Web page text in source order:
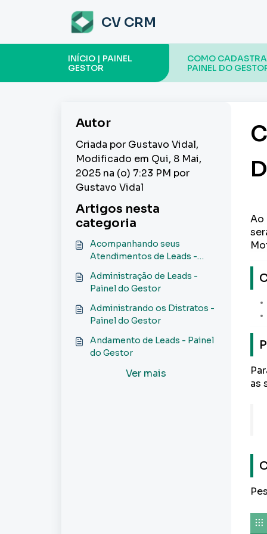
CV CRM
COMO
PAINEL DO
INÍCIO | PAINEL
GESTOR
Autor
Criada por Gustavo Vidal,
Modificado em Qui, 8 Mai,
2025 na (o) 7:23 PM por
Gustavo Vidal
Artigos nesta
categoria
Acompanhando seus
Atendimentos de Leads -
Administração de Leads -
Painel do Gestor
Administrando os Distratos -
Painel do Gestor
Andamento de Leads - Painel
do Gestor
Ver mais
Ao
as